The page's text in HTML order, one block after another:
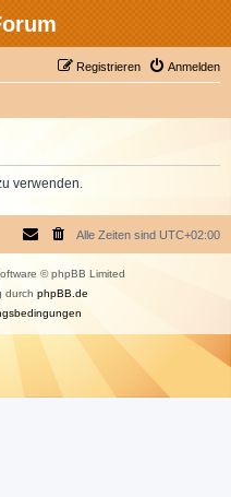
Anmelden
Registrieren
verwenden.
Alle Zeiten sind UTC+02:00
© phpBB Limited
durch phpBB.de